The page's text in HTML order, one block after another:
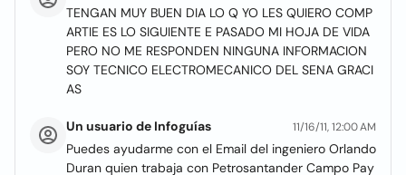
TENGAN MUY BUEN DIA LO Q YO LES QUIERO COMP
ARTIE ES LO SIGUIENTE E PASADO MI HOJA DE VIDA
PERO NO ME RESPONDEN NINGUNA INFORMACION
SOY TECNICO ELECTROMECANICO DEL SENA GRACI
AS
Un usuario de Infoguías 11/16/11, 12:00 AM
Puedes ayudarme con el Email del ingeniero Orlando
Duran quien trabaja con Petrosantander Campo Pay